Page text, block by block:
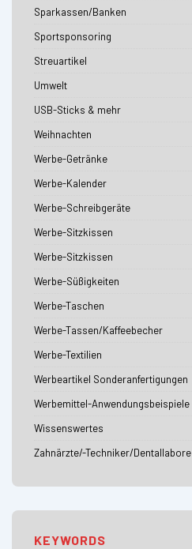
Sparkassen/Banken
Sportsponsoring
Streuartikel
Umwelt
USB-Sticks & mehr
Weihnachten
Werbe-Getränke
Werbe-Kalender
Werbe-Schreibgeräte
Werbe-Sitzkissen
Werbe-Sitzkissen
Werbe-Süßigkeiten
Werbe-Taschen
Werbe-Tassen/Kaffeebecher
Werbe-Textilien
Werbeartikel Sonderanfertigungen
Werbemittel-Anwendungsbeispiele
Wissenswertes
Zahnärzte/-Techniker/Dentallabore
KEYWORDS